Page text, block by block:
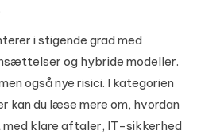
i stigende grad med
og hybride modeller.
også nye risici. I kategorien
kan du læse mere om, hvordan
klare aftaler, IT-sikkerhed